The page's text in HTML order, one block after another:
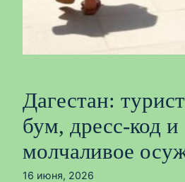
Дагестан:
бум, дресс-код и
молчаливое
16 июня, 2026